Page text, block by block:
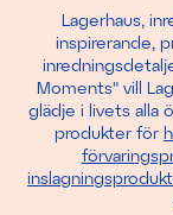
Lagerhaus,
inspirerande,
Moments" vill
glädje i livets alla
produkter för